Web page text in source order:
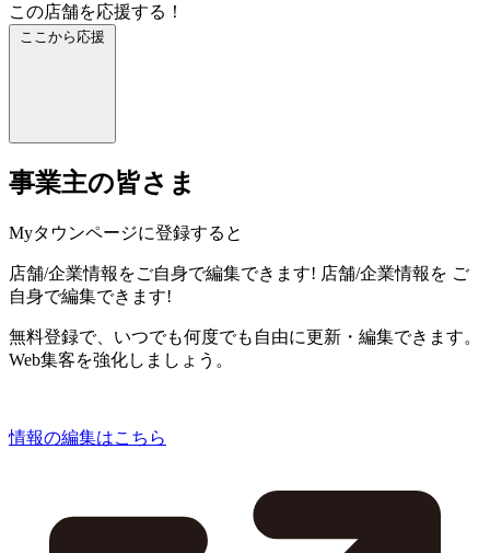
この店舗を応援する！
ここから応援
事業主の皆さま
Myタウンページに登録すると
店舗/企業情報をご自身で編集できます! 店舗/企業情報を ご
自身で編集できます!
無料登録で、いつでも何度でも自由に更新・編集できます。
Web集客を強化しましょう。
情報の編集はこちら